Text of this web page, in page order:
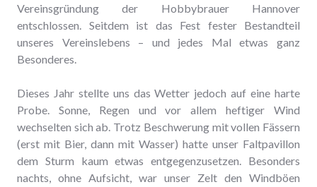
Vereinsgründung der Hobbybrauer Hannover
entschlossen. Seitdem ist das Fest fester Bestandteil
unseres Vereinslebens – und jedes Mal etwas ganz
Besonderes.
Dieses Jahr stellte uns das Wetter jedoch auf eine harte
Probe. Sonne, Regen und vor allem heftiger Wind
wechselten sich ab. Trotz Beschwerung mit vollen Fässern
(erst mit Bier, dann mit Wasser) hatte unser Faltpavillon
dem Sturm kaum etwas entgegenzusetzen. Besonders
nachts, ohne Aufsicht, war unser Zelt den Windböen